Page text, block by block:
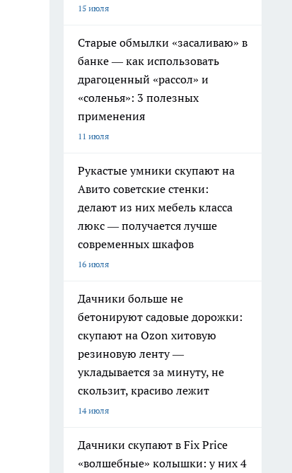
15 июля
Старые обмылки «засаливаю» в
банке — как использовать
драгоценный «рассол» и
«соленья»: 3 полезных
применения
11 июля
Рукастые умники скупают на
Авито советские стенки:
делают из них мебель класса
люкс — получается лучше
современных шкафов
16 июля
Дачники больше не
бетонируют садовые дорожки:
скупают на Ozon хитовую
резиновую ленту —
укладывается за минуту, не
скользит, красиво лежит
14 июля
Дачники скупают в Fix Price
«волшебные» колышки: у них 4